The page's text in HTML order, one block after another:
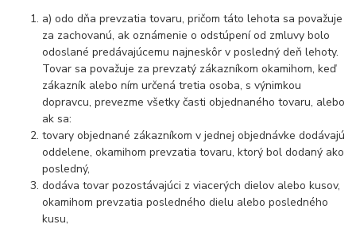
a) odo dňa prevzatia tovaru, pričom táto lehota sa považuje
za zachovanú, ak oznámenie o odstúpení od zmluvy bolo
odoslané predávajúcemu najneskôr v posledný deň lehoty.
Tovar sa považuje za prevzatý zákazníkom okamihom, keď
zákazník alebo ním určená tretia osoba, s výnimkou
dopravcu, prevezme všetky časti objednaného tovaru, alebo
ak sa:
tovary objednané zákazníkom v jednej objednávke dodávajú
oddelene, okamihom prevzatia tovaru, ktorý bol dodaný ako
posledný,
dodáva tovar pozostávajúci z viacerých dielov alebo kusov,
okamihom prevzatia posledného dielu alebo posledného
kusu,